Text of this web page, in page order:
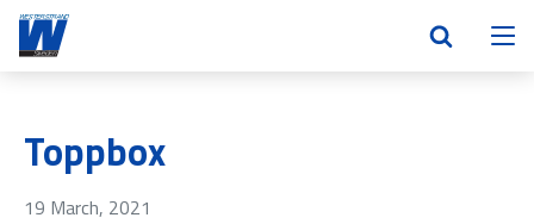
Toppbox
19 March, 2021